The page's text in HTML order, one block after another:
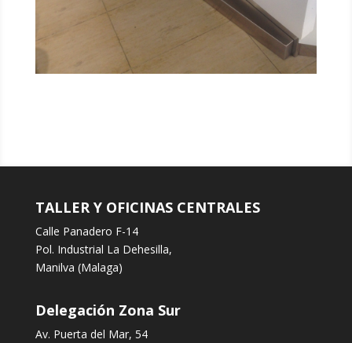
TALLER Y OFICINAS CENTRALES
Calle Panadero F-14
Pol. Industrial La Dehesilla,
Manilva (Malaga)
Delegación Zona Sur
Av. Puerta del Mar, 54